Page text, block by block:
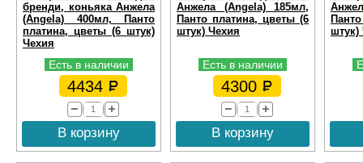
бренди, коньяка Анжела
(Angela) 400мл, Панто
платина, цветы (6 штук)
Чехия
Есть в наличии
4434
В корзину
Анжела (Angela) 185мл,
Панто платина, цветы (6
штук) Чехия
Есть в наличии
4300
В корзину
штук)